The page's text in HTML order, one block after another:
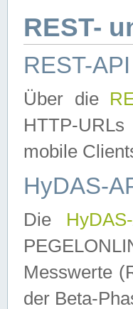
REST-
REST-API
Über die
HTTP-
mobile
HyDAS-
Die
Messwerte
der Beta-